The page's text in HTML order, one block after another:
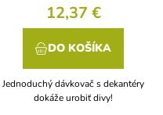
12,37 €
DO KOŠÍKA
Jednoduchý dávkovač s dekantéry
dokáže urobiť divy!